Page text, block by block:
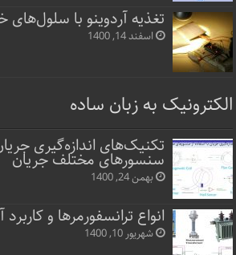
تغذیه آردوینو با سلول‌های
اسفند 14, 1400
الکترونیک به زبان ساده
تکنیک‌های اندازه‌گیری
سنسورهای مختلف جریان
بهمن 24, 1400
انواع ترانسفورمرها و کاربرد
شهریور 10, 1400